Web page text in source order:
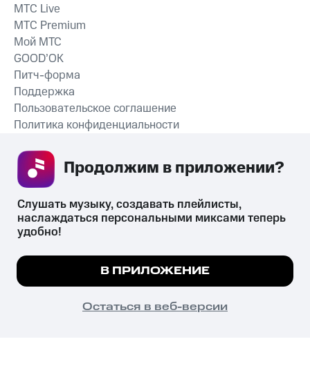
СКАЧАТЬ ПРИЛОЖЕНИЕ
MTС Live
MTС Premium
Мой МТС
GOOD’OK
Питч-форма
Поддержка
Пользовательское соглашение
Политика конфиденциальности
психотропных веществ, их аналогов причиняет вред здоровью,
их незаконный оборот запрещён и влечёт установленную
законодательством ответственность.
© 2026 ООО «КИОН».
Все права защищены
Мы используем куки, чтобы на сайте все
Подробнее
ПОНЯТНО
Слушать музыку, создавать плейлисты,
наслаждаться персональными миксами теперь
удобно!
В ПРИЛОЖЕНИЕ
Остаться в веб-версии